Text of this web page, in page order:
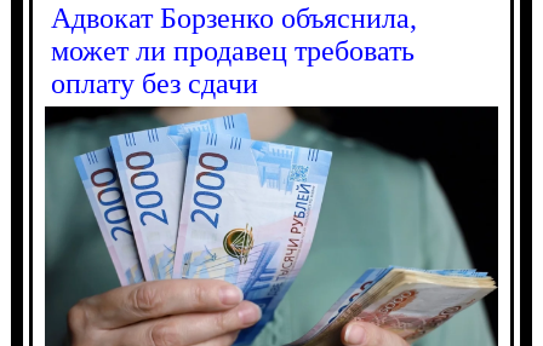
Адвокат Борзенко объяснила,
может ли продавец требовать
оплату без сдачи